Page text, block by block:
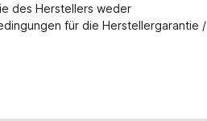
des Herstellers weder
für die Herstellergarantie /